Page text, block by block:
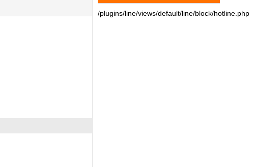
/plugins/line/views/default/line/block/hotline.php